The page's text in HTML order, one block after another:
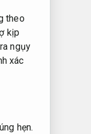
theo
kịp
ngụy
xác
hẹn.